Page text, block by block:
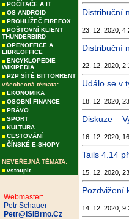
POČÍTAČE A IT
OS ANDROID
PROHLÍŽEČ FIREFOX
POŠTOVNÍ KLIENT
THUNDERBIRD
OPENOFFICE A
LIBREOFFICE
ENCYKLOPEDIE
WIKIPEDIA
P2P SÍTĚ BITTORRENT
všeobecná témata:
EKONOMIKA
OSOBNÍ FINANCE
PRÁVO
SPORT
KULTURA
CESTOVÁNÍ
ČÍNSKÉ E-SHOPY
NEVEŘEJNÁ TÉMATA:
vstoupit
Webmaster:
Petr Schauer
Petr@ISIBrno.Cz
Distribuční
23. 12. 2020,
Distribuční
22. 12. 2020,
Událo se v
18. 12. 2020,
Diskuze –
16. 12. 2020,
Tails 4.14
15. 12. 2020,
Pozdvižení
14. 12. 2020,